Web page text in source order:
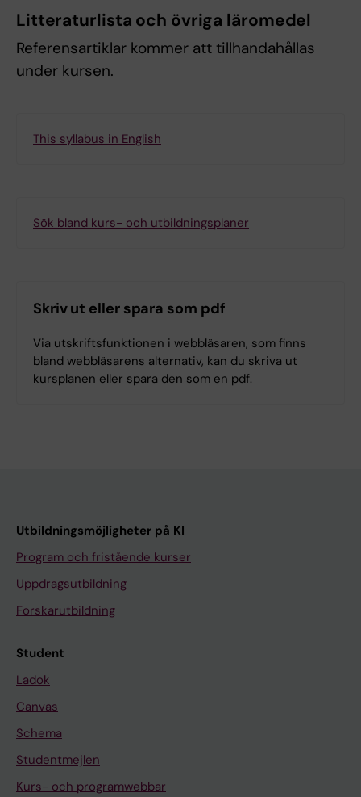
Litteraturlista och övriga läromedel
Referensartiklar kommer att tillhandahållas
under kursen.
This syllabus in English
Sök bland kurs- och utbildningsplaner
Skriv ut eller spara som pdf
Via utskriftsfunktionen i webbläsaren, som finns
bland webbläsarens alternativ, kan du skriva ut
kursplanen eller spara den som en pdf.
Utbildningsmöjligheter på KI
Program och fristående kurser
Uppdragsutbildning
Forskarutbildning
Student
Ladok
Canvas
Schema
Studentmejlen
Kurs- och programwebbar